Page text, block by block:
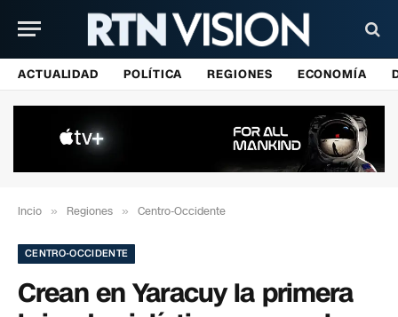
ACTUALIDAD POLÍTICA REGIONES ECONOMÍA
Incio » Regiones » Centro-Occidente
CENTRO-OCCIDENTE
Crean en Yaracuy la primera